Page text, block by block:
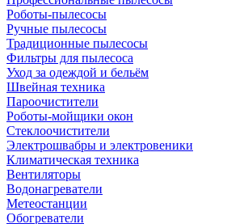
Роботы-пылесосы
Ручные пылесосы
Традиционные пылесосы
Фильтры для пылесоса
Уход за одеждой и бельём
Швейная техника
Пароочистители
Роботы-мойщики окон
Стеклоочистители
Электрошвабры и электровеники
Климатическая техника
Вентиляторы
Водонагреватели
Метеостанции
Обогреватели